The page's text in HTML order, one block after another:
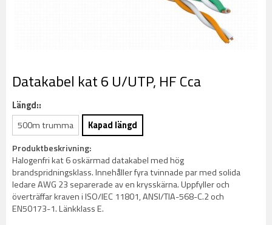
Datakabel kat 6 U/UTP, HF Cca
Längd::
500m trumma
Kapad längd
Produktbeskrivning:
Halogenfri kat 6 oskärmad datakabel med hög
brandspridningsklass. Innehåller fyra tvinnade par med solida
ledare AWG 23 separerade av en krysskärna. Uppfyller och
överträffar kraven i ISO/IEC 11801, ANSI/TIA-568-C.2 och
EN50173-1. Länkklass E.